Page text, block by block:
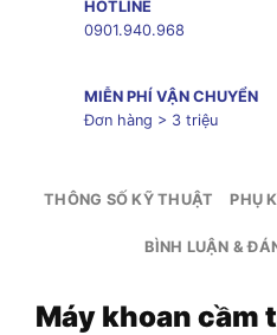
HOTLINE
0901.940.968
MIỄN PHÍ VẬN CHUYỂN
Đơn hàng > 3 triệu
THÔNG SỐ KỸ THUẬT PHỤ
BÌNH LUẬN &
Máy khoan cầm